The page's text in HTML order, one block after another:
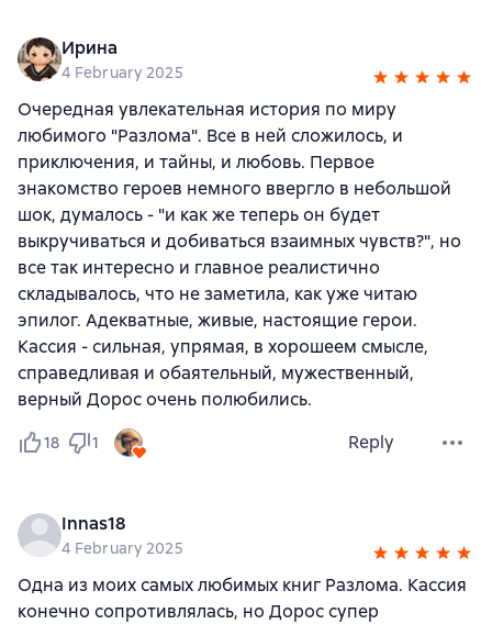
Ирина
4 February 2025
Очередная увлекательная история по миру
любимого "Разлома". Все в ней сложилось, и
приключения, и тайны, и любовь. Первое
знакомство героев немного ввергло в небольшой
шок, думалось - "и как же теперь он будет
выкручиваться и добиваться взаимных чувств?", но
все так интересно и главное реалистично
складывалось, что не заметила, как уже читаю
эпилог. Адекватные, живые, настоящие герои.
Кассия - сильная, упрямая, в хорошеем смысле,
справедливая и обаятельный, мужественный,
верный Дорос очень полюбились.
18 1 Reply
Innas18
4 February 2025
Одна из моих самых любимых книг Разлома. Кассия
конечно сопротивлялась, но Дорос супер